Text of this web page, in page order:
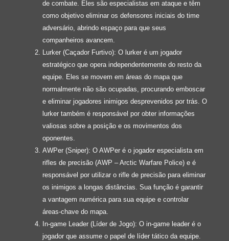
de combate. Eles são especialistas em ataque e têm
como objetivo eliminar os defensores iniciais do time
adversário, abrindo espaço para que seus
companheiros avancem.
Lurker (Caçador Furtivo): O lurker é um jogador
estratégico que opera independentemente do resto da
equipe. Eles se movem em áreas do mapa que
normalmente não são ocupadas, procurando emboscar
e eliminar jogadores inimigos desprevenidos por trás. O
lurker também é responsável por obter informações
valiosas sobre a posição e os movimentos dos
oponentes.
AWPer (Sniper): O AWPer é o jogador especialista em
rifles de precisão (AWP – Arctic Warfare Police) e é
responsável por utilizar o rifle de precisão para eliminar
os inimigos a longas distâncias. Sua função é garantir
a vantagem numérica para sua equipe e controlar
áreas-chave do mapa.
In-game Leader (Líder de Jogo): O in-game leader é o
jogador que assume o papel de líder tático da equipe.